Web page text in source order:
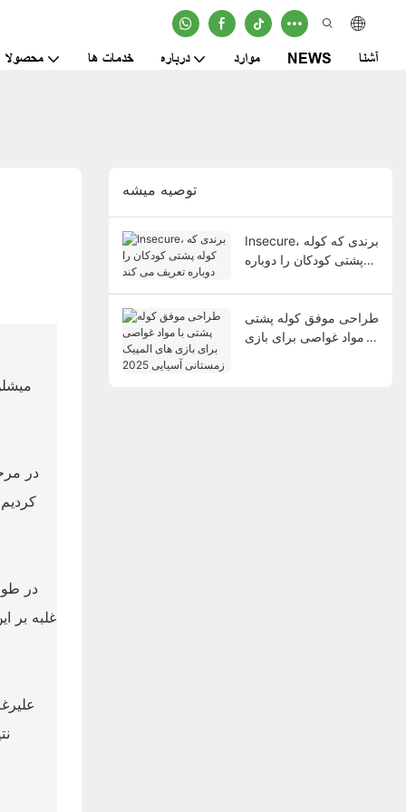
محصولا خدمات ها درباره موارد NEWS آشنا
در
در
غلبه بر
توصيه ميشه
Insecure، برندی که کوله
پشتی کودکان را دوباره
طراحی موفق کوله پشتی
با مواد غواصی برای بازی